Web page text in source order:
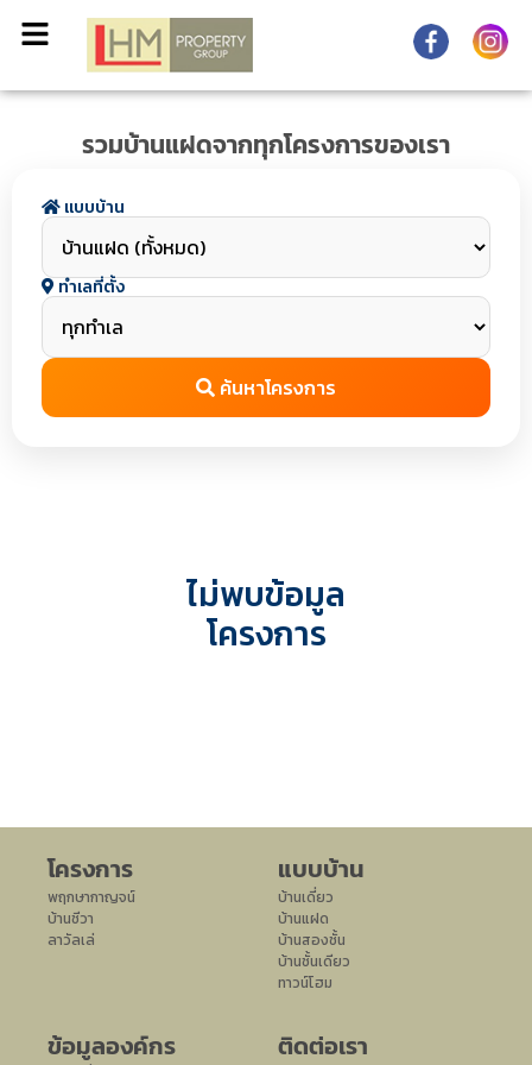
รวมบ้านแฝดจากทุกโครงการของเรา
แบบบ้าน
ทำเลที่ตั้ง
ค้นหาโครงการ
ไม่พบข้อมูล
โครงการ
โครงการ
พฤกษากาญจน์
บ้านชีวา
ลาวัลเล่
แบบบ้าน
บ้านเดี่ยว
บ้านแฝด
บ้านสองชั้น
บ้านชั้นเดียว
ทาวน์โฮม
ข้อมูลองค์กร ติดต่อเรา